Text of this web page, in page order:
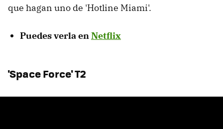
que hagan uno de 'Hotline Miami'.
Puedes verla enNetflix
'Space Force' T2